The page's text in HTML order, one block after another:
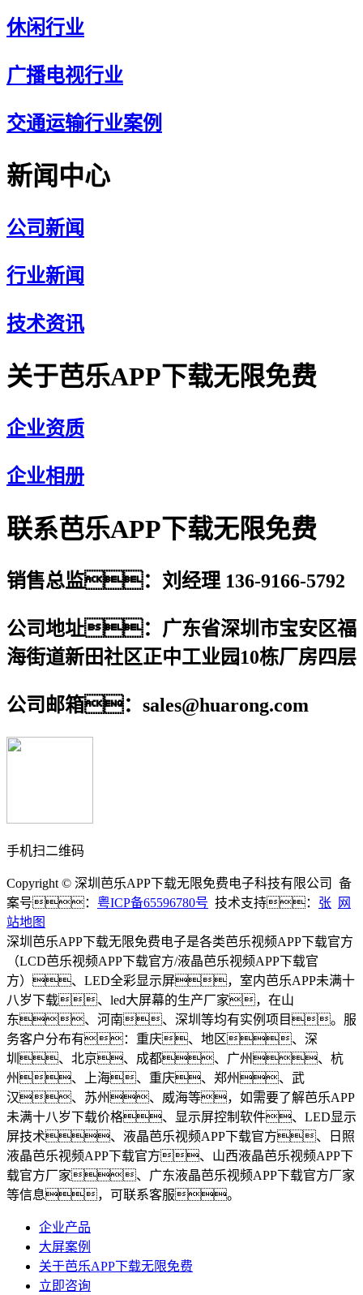
休闲行业
广播电视行业
交通运输行业案例
新闻中心
公司新闻
行业新闻
技术资讯
关于芭乐APP下载无限免费
企业资质
企业相册
联系芭乐APP下载无限免费
销售总监：刘经理 136-9166-5792
公司地址：广东省深圳市宝安区福
海街道新田社区正中工业园10栋厂房四层
公司邮箱：sales@huarong.com
手机扫二维码
Copyright © 深圳芭乐APP下载无限免费电子科技有限公司 备
案号： 粤ICP备65596780号 技术支持： 张
网
站地图
深圳芭乐APP下载无限免费电子是各类芭乐视频APP下载官方
（LCD芭乐视频APP下载官方/液晶芭乐视频APP下载官
方）、LED全彩显示屏，室内芭乐APP未满十
八岁下载、led大屏幕的生产厂家，在山
东、河南、深圳等均有实例项目。服
务客户分布有：重庆、地区、深
圳、北京、成都、广州、杭
州、上海、重庆、郑州、武
汉、苏州、威海等，如需要了解芭乐APP
未满十八岁下载价格、显示屏控制软件、LED显示
屏技术、液晶芭乐视频APP下载官方、日照
液晶芭乐视频APP下载官方、山西液晶芭乐视频APP下
载官方厂家、广东液晶芭乐视频APP下载官方厂家
等信息，可联系客服。
企业产品
大屏案例
关于芭乐APP下载无限免费
立即咨询